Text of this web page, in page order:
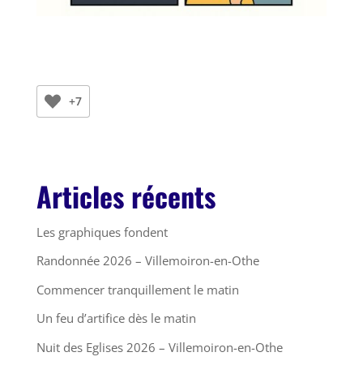
+7
Articles récents
Les graphiques fondent
Randonnée 2026 – Villemoiron-en-Othe
Commencer tranquillement le matin
Un feu d’artifice dès le matin
Nuit des Eglises 2026 – Villemoiron-en-Othe